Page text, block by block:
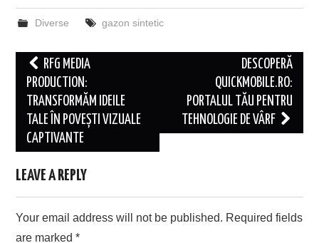
Diverse gazon sintetic
Post
navigation
RFG MEDIA
PRODUCTION:
TRANSFORMĂM IDEILE
TALE ÎN POVEȘTI VIZUALE
CAPTIVANTE
DESCOPERĂ
QUICKMOBILE.RO:
PORTALUL TĂU PENTRU
TEHNOLOGIE DE VÂRF
LEAVE A REPLY
Your email address will not be published. Required fields
are marked*